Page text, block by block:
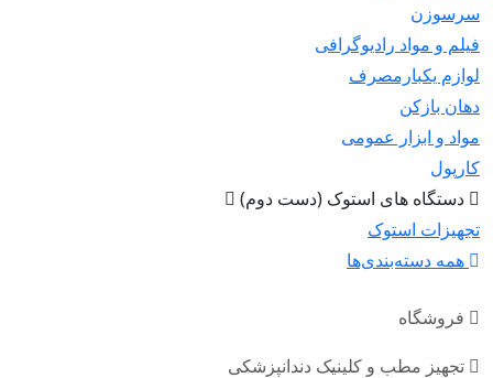
سرسوزن
فیلم و مواد رادیوگرافی
لوازم یکبارمصرف
دهان بازکن
مواد و ابزار عمومی
کارپول
دستگاه های استوک (دست دوم)
تجهیزات استوک
همه دسته‌بندی‌ها
فروشگاه
تجهیز مطب و کلینیک دندانپزشکی